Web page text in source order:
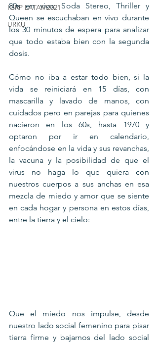
IGRP LATAM2021
URKU
80s en vivo: Soda Stereo, Thriller y
Queen se escuchaban en vivo durante
los 30 minutos de espera para analizar
que todo estaba bien con la segunda
dosis.
Cómo no iba a estar todo bien, si la
vida se reiniciará en 15 días, con
mascarilla y lavado de manos, con
cuidados pero en parejas para quienes
nacieron en los 60s, hasta 1970 y
optaron por ir en calendario,
enfocándose en la vida y sus revanchas,
la vacuna y la posibilidad de que el
virus no haga lo que quiera con
nuestros cuerpos a sus anchas en esa
mezcla de miedo y amor que se siente
en cada hogar y persona en estos días,
entre la tierra y el cielo:
Que el miedo nos impulse, desde
nuestro lado social femenino para pisar
tierra firme y bajarnos del lado social